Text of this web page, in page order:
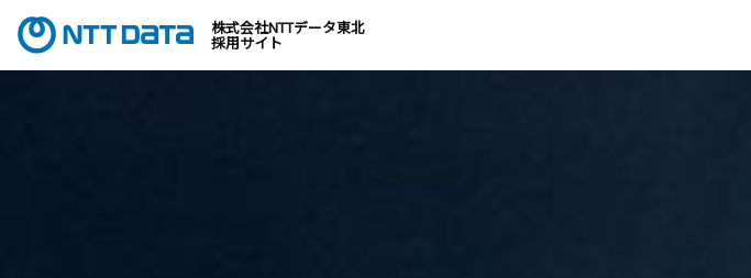
株式会社NTTデータ東北
採用サイト